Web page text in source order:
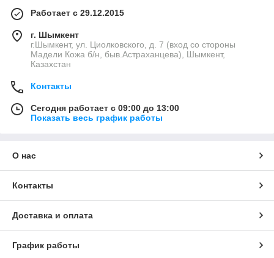
Работает с 29.12.2015
г. Шымкент
г.Шымкент, ул. Циолковского, д. 7 (вход со стороны
Мадели Кожа б/н, быв.Астраханцева), Шымкент,
Казахстан
Контакты
Сегодня работает с 09:00 до 13:00
Показать весь график работы
О нас
Контакты
Доставка и оплата
График работы